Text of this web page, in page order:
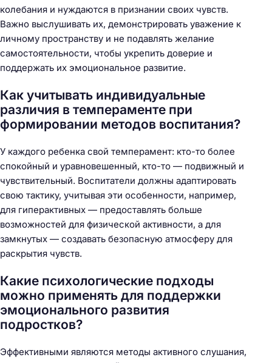
колебания и нуждаются в признании своих чувств.
Важно выслушивать их, демонстрировать уважение к
личному пространству и не подавлять желание
самостоятельности, чтобы укрепить доверие и
поддержать их эмоциональное развитие.
Как учитывать индивидуальные
различия в темпераменте при
формировании методов воспитания?
У каждого ребенка свой темперамент: кто-то более
спокойный и уравновешенный, кто-то — подвижный и
чувствительный. Воспитатели должны адаптировать
свою тактику, учитывая эти особенности, например,
для гиперактивных — предоставлять больше
возможностей для физической активности, а для
замкнутых — создавать безопасную атмосферу для
раскрытия чувств.
Какие психологические подходы
можно применять для поддержки
эмоционального развития
подростков?
Эффективными являются методы активного слушания,